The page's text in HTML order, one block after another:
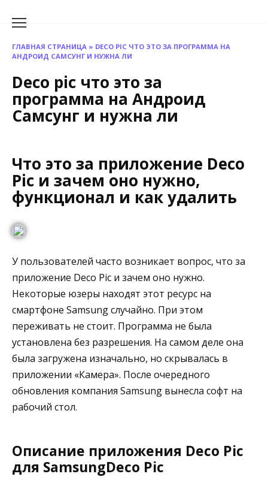
ГЛАВНАЯ СТРАНИЦА » DECO PIC ЧТО ЭТО ЗА ПРОГРАММА НА
АНДРОИД САМСУНГ И НУЖНА ЛИ
Deco pic что это за
программа на Андроид
Самсунг и нужна ли
Что это за приложение Deco
Pic и зачем оно нужно,
функционал и как удалить
У пользователей часто возникает вопрос, что за
приложение Deco Pic и зачем оно нужно.
Некоторые юзеры находят этот ресурс на
смартфоне Samsung случайно. При этом
переживать не стоит. Программа не была
установлена без разрешения. На самом деле она
была загружена изначально, но скрывалась в
приложении «Камера». После очередного
обновления компания Samsung вынесла софт на
рабочий стол.
Описание приложения Deco Pic
для SamsungDeco Pic